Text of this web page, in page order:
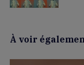
À voir